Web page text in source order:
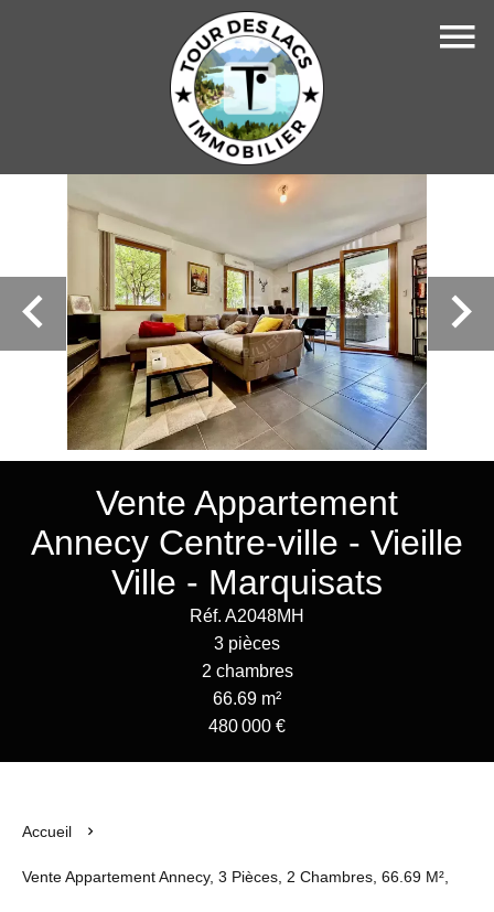
Vente Appartement
Annecy Centre-ville - Vieille
Ville - Marquisats
Réf. A2048MH
3 pièces
2 chambres
66.69 m²
480 000 €
Accueil
Vente Appartement Annecy, 3 Pièces, 2 Chambres, 66.69 M²,